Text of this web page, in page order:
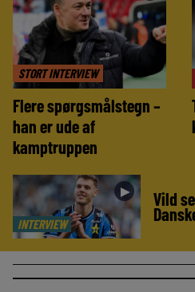
STORT INTERVIEW
Flere spørgsmålstegn –
han er ude af
kamptruppen
// LIVE
INTERVIEW
► Vild